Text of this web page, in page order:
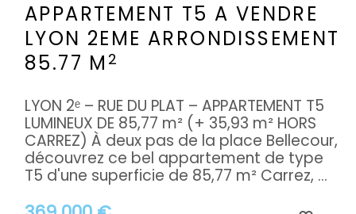
APPARTEMENT T5 A VENDRE
LYON 2EME ARRONDISSEMENT
85.77 M 2
LYON 2ᵉ – RUE DU PLAT – APPARTEMENT T5
LUMINEUX DE 85,77 m² (+ 35,93 m² HORS
CARREZ) À deux pas de la place Bellecour,
découvrez ce bel appartement de type
T5 d'une superficie de 85,77 m² Carrez, ...